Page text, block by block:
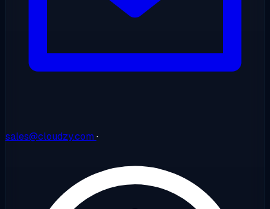
sales@cloudzy.com ·